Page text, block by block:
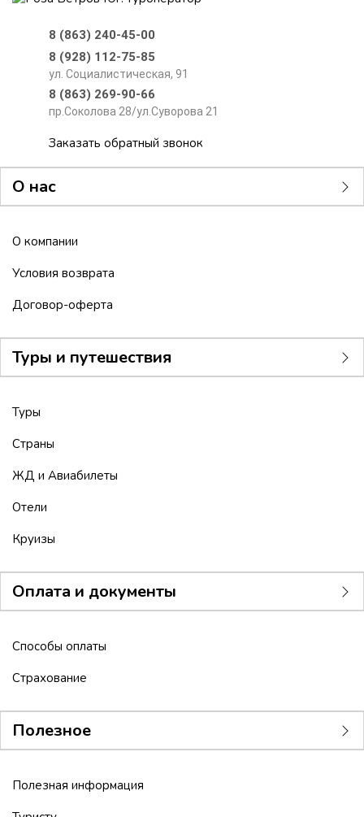
8 (863) 240-45-00
8 (928) 112-75-85
ул. Социалистическая, 91
8 (863) 269-90-66
пр.Соколова 28/ул.Суворова 21
Заказать обратный звонок
О нас
О компании
Условия возврата
Договор-оферта
Туры и путешествия
Туры
Страны
ЖД и Авиабилеты
Отели
Круизы
Оплата и документы
Способы оплаты
Страхование
Полезное
Полезная информация